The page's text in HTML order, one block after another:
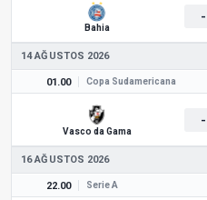
Bahia
-
14 AĞUSTOS 2026
01.00 Copa Sudamericana
Vasco da Gama
-
16 AĞUSTOS 2026
22.00 Serie A